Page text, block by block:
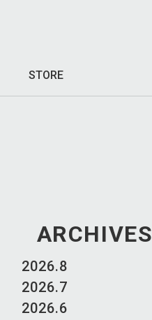
STORE
ARCHIVES
2026.8
2026.7
2026.6